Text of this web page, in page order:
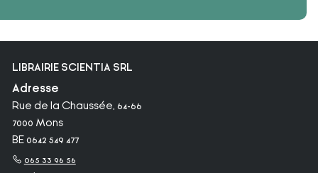
LIBRAIRIE SCIENTIA SRL
Adresse
Rue de la Chaussée, 64-66
7000 Mons
BE 0642 549 477
065 33 96 56